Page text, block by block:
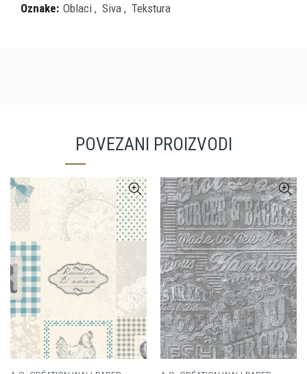
Oznake: Oblaci , Siva , Tekstura
POVEZANI PROIZVODI